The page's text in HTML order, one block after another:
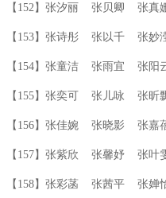
【152】张汐丽 张贝卿 张
【153】张诗彤 张以千 张
【154】张童洁 张雨宜 张
【155】张奕可 张儿咏 张
【156】张佳婉 张晓影 张
【157】张紫欣 张馨妤 张
【158】张彩菡 张茜平 张